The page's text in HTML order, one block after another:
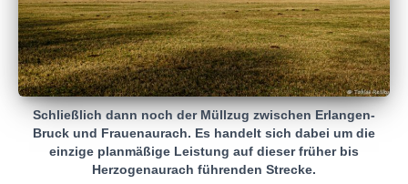
Schließlich dann noch der Müllzug zwischen Erlangen-
Bruck und Frauenaurach. Es handelt sich dabei um die
einzige planmäßige Leistung auf dieser früher bis
Herzogenaurach führenden Strecke.